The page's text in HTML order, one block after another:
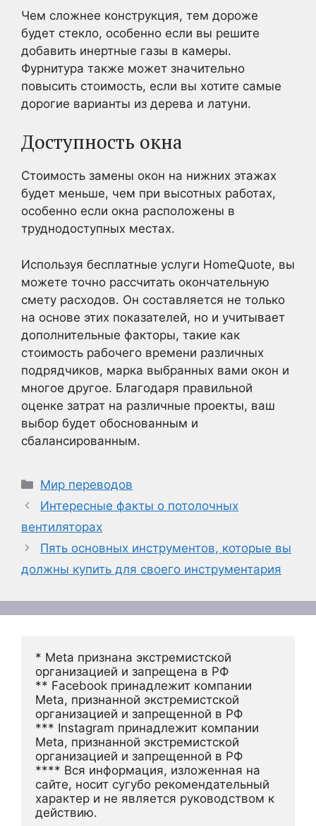
Чем сложнее конструкция, тем дороже
будет стекло, особенно если вы решите
добавить инертные газы в камеры.
Фурнитура также может значительно
повысить стоимость, если вы хотите самые
дорогие варианты из дерева и латуни.
Доступность окна
Стоимость замены окон на нижних этажах
будет меньше, чем при высотных работах,
особенно если окна расположены в
труднодоступных местах.
Используя бесплатные услуги HomeQuote, вы
можете точно рассчитать окончательную
смету расходов. Он составляется не только
на основе этих показателей, но и учитывает
дополнительные факторы, такие как
стоимость рабочего времени различных
подрядчиков, марка выбранных вами окон и
многое другое. Благодаря правильной
оценке затрат на различные проекты, ваш
выбор будет обоснованным и
сбалансированным.
Рубрики
Мир переводов
Интересные факты о потолочных
вентиляторах
Пять основных инструментов, которые вы
должны купить для своего инструментария
* Meta признана экстремистской
организацией и запрещена в РФ
** Facebook принадлежит компании
Meta, признанной экстремистской
организацией и запрещенной в РФ
*** Instagram принадлежит компании
Meta, признанной экстремистской
организацией и запрещенной в РФ
**** Вся информация, изложенная на
сайте, носит сугубо рекомендательный
характер и не является руководством к
действию.